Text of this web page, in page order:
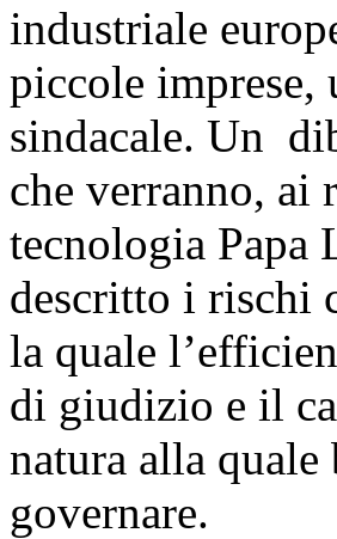
industriale
piccole imprese,
sindacale. Un
che verranno, ai
tecnologia Papa
descritto i rischi
la quale
di giudizio e il
natura alla quale
governare.